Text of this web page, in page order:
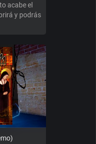
acabe el
y podrás